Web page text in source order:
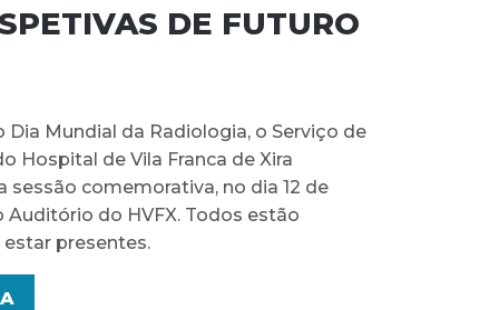
DE FUTURO
Mundial da Radiologia, o Serviço de
Hospital de Vila Franca de Xira
sessão comemorativa, no dia 12 de
Auditório do HVFX. Todos estão
presentes.